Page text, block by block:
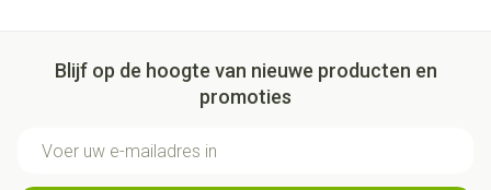
Blijf op de hoogte van nieuwe producten en
promoties